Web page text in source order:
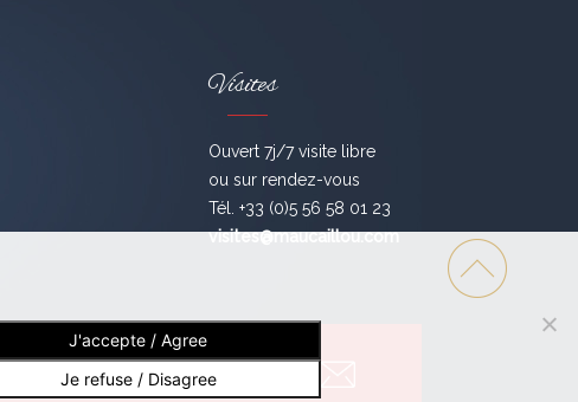
Visites
Ouvert 7j/7 visite libre
ou sur rendez-vous
Tél. +33 (0)5 56 58 01 23
visites@maucaillou.com
Suivez-nous !
J'accepte / Agree
Je refuse / Disagree